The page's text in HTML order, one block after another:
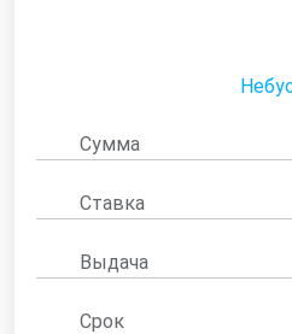
Сумма
Ставка
Выдача
Срок